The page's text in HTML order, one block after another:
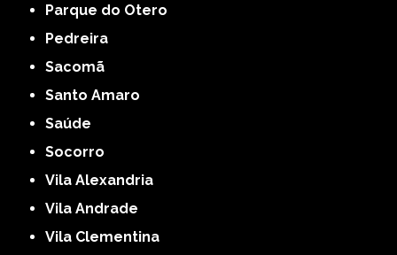
Parque do Otero
Pedreira
Sacomã
Santo Amaro
Saúde
Socorro
Vila Alexandria
Vila Andrade
Vila Clementina